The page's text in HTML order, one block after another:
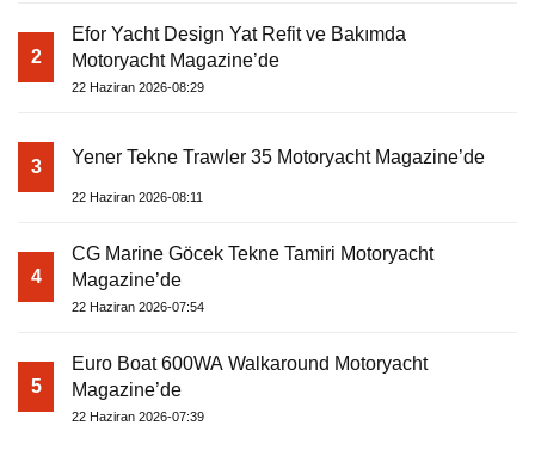
2
Efor Yacht Design Yat Refit ve Bakımda
Motoryacht Magazine’de
22 Haziran 2026-08:29
3 Yener Tekne Trawler 35 Motoryacht Magazine’de
22 Haziran 2026-08:11
4
CG Marine Göcek Tekne Tamiri Motoryacht
Magazine’de
22 Haziran 2026-07:54
5
Euro Boat 600WA Walkaround Motoryacht
Magazine’de
22 Haziran 2026-07:39